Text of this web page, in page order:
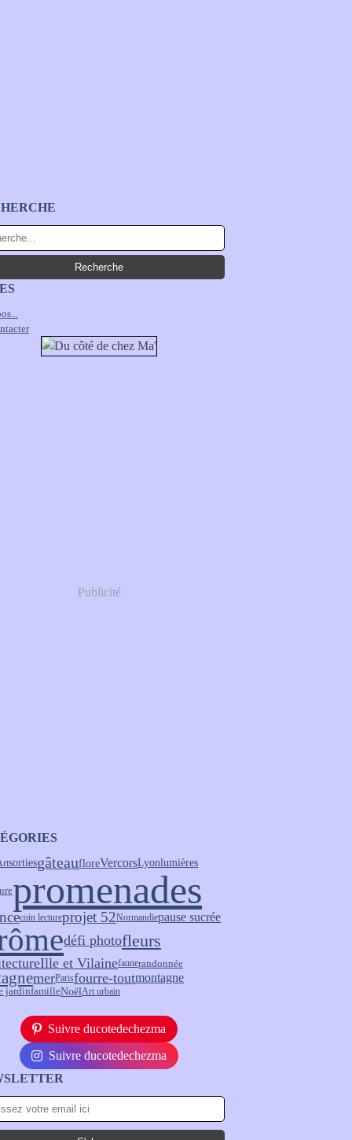
Publicité
sortiesgâteaufloreVercorsLyonlumières
promenades
coin lectureprojet 52Normandiepause sucrée
défi photofleurs
Ille et Vilainefaunerandonnée
merParisfourre-toutmontagne
jardinfamilleNoëlArt urbain
Suivre ducotedechezma
Suivre ducotedechezma